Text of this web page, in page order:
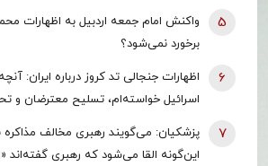
واکنش امام جمعه اردبیل به اظهارات
برخورد نمی‌شود؟
5
اظهارات جنجالی تد کروز درباره ایران:
اسرائیل خواسته‌ام، تسلیح معترضان و
6
پزشکیان: می‌گویند رهبری مخالف مذاکره
این‌گونه القا می‌شود که رهبری گفته‌اند
7